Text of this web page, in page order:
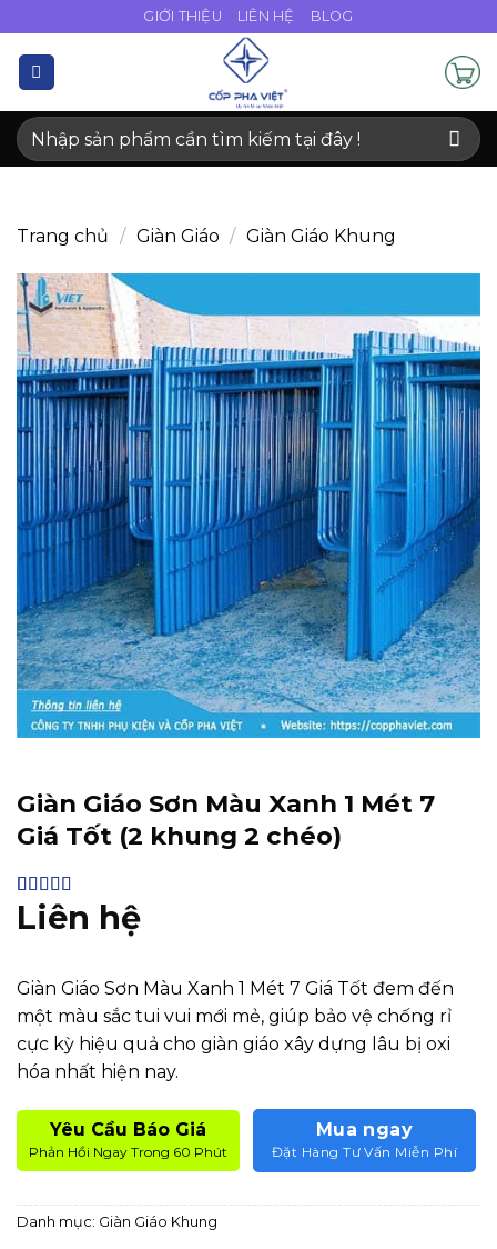
dung
GIỚI THIỆU LIÊN HỆ BLOG
Tìm
kiếm:
Trang chủ / Giàn Giáo / Giàn Giáo Khung
Giàn Giáo Sơn Màu Xanh 1 Mét 7
Giá Tốt (2 khung 2 chéo)
4.3 trên 5
dựa trên
10
Liên hệ
Giàn Giáo Sơn Màu Xanh 1 Mét 7 Giá Tốt đem đến
một màu sắc tui vui mới mẻ, giúp bảo vệ chống rỉ
cực kỳ hiệu quả cho giàn giáo xây dựng lâu bị oxi
hóa nhất hiện nay.
Yêu Cầu Báo Giá
Phản Hồi Ngay Trong 60 Phút
Mua ngay
Đặt Hàng Tư Vấn Miễn Phí
Danh mục: Giàn Giáo Khung